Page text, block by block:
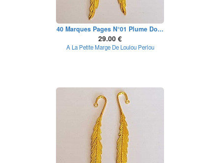
40 Marques Pages N°01 Plume Do...
29.00 €
A La Petite Marge De Loulou Perlou